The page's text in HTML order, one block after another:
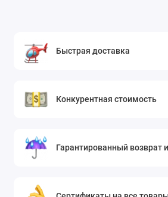
Быстрая доставка
Конкурентная стоимость
Гарантированный возврат